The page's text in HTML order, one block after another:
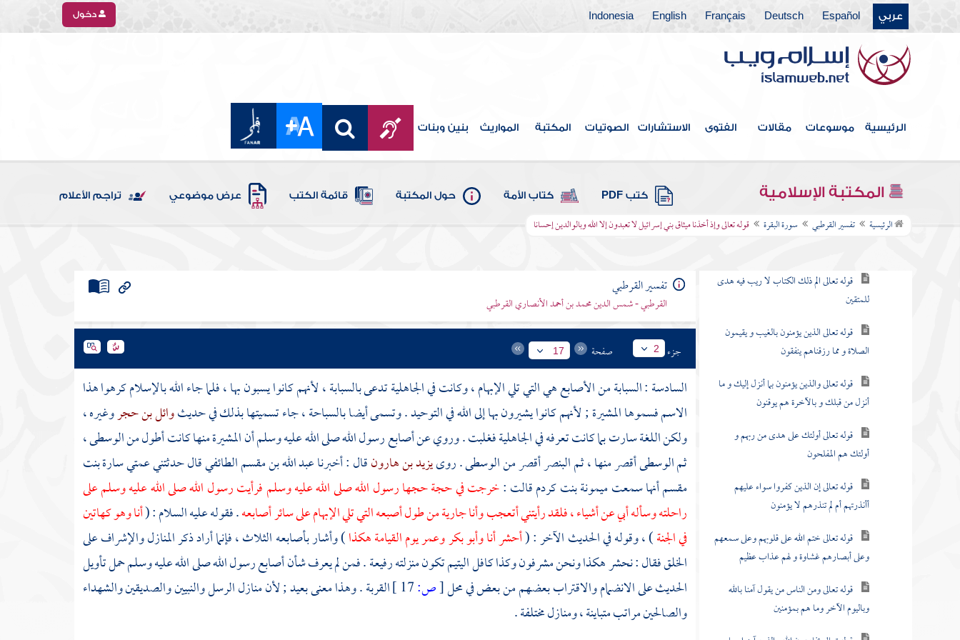
عربي Español
Deutsch
Français
English
Indonesia دخول
الرئيسية موسوعات مقالات الفتوى الاستشارات الصوتيات المكتبة المواريث بنين وبنات
المكتبة الإسلامية كتب PDF كتاب الأمة حول المكتبة قائمة الكتب عرض موضوعي تراجم الأعلام
الرئيسية تفسير القرطبي سورة البقرة قوله تعالى وإذ أخذنا ميثاق بني إسرائيل لا تعبدون إلا الله وبالوالدين إحسانا
باب ما جاء من الحجة في الرد على
من طعن في القرآن وخالف مصحف
عثمان بالزيادة والنقصان
سورة الفاتحة
سورة البقرة
قوله تعالى الم ذلك الكتاب لا ريب فيه هدى
للمتقين
قوله تعالى الذين يؤمنون بالغيب و يقيمون
الصلاة و مما رزقناهم ينفقون
قوله تعالى والذين يؤمنون بما أنزل إليك و ما
أنزل من قبلك و بالآخرة هم يوقنون
قوله تعالى أولئك على هدى من ربهم و
أولئك هم المفلحون
قوله تعالى إن الذين كفروا سواء عليهم
أأنذرتهم أم لم تنذرهم لا يؤمنون
قوله تعالى ختم الله على قلوبهم وعلى سمعهم
وعلى أبصارهم غشاوة و لهم عذاب عظيم
قوله تعالى ومن الناس من يقول آمنا بالله
وباليوم الآخر وما هم بمؤمنين
تفسير القرطبي
القرطبي - شمس الدين محمد بن أحمد الأنصاري القرطبي
جزء 2 صفحة 17
السادسة : السبابة من الأصابع هي التي تلي الإبهام ، وكانت في الجاهلية تدعى بالسبابة ، لأنهم كانوا يسبون بها ، فلما جاء الله بالإسلام كرهوا هذا
الاسم فسموها المشيرة ; لأنهم كانوا يشيرون بها إلى الله في التوحيد . وتسمى أيضا بالسباحة ، جاء تسميتها بذلك في حديثوائل بن حجروغيره ،
ولكن اللغة سارت بما كانت تعرفه في الجاهلية فغلبت . وروي عن أصابع رسول الله صلى الله عليه وسلم أن المشيرة منها كانت أطول من الوسطى ،
ثم الوسطى أقصر منها ، ثم البنصر أقصر من الوسطى . روىيزيد بن هارونقال : أخبرناعبد الله بن مقسم الطائفيقال حدثتني عمتيسارة بنت
مقسمأنها سمعتميمونة بنت كردمقالت :خرجت في حجة حجها رسول الله صلى الله عليه وسلم فرأيت رسول الله صلى الله عليه وسلم على
راحلته وسأله أبي عن أشياء ، فلقد رأيتني أتعجب وأنا جارية من طول أصبعه التي تلي الإبهام على سائر أصابعه. فقوله عليه السلام : (أنا وهو كهاتين
في الجنة) ، وقوله في الحديث الآخر : (أحشر أناوأبو بكروعمريوم القيامة هكذا) وأشار بأصابعه الثلاث ، فإنما أراد ذكر المنازل والإشراف على
الخلق فقال : نحشر هكذا ونحن مشرفون وكذا كافل اليتيم تكون منزلته رفيعة . فمن لم يعرف شأن أصابع رسول الله صلى الله عليه وسلم حمل تأويل
الحديث على الانضمام والاقتراب بعضهم من بعض في محل[ص:
القربة . وهذا معنى بعيد ; لأن منازل الرسل والنبيين والصديقين والشهداء
والصالحين مراتب متباينة ، ومنازل مختلفة .